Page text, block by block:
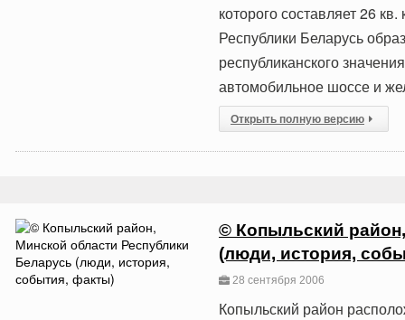
которого составляет 26
Республики Беларусь
республиканского
автомобильное шоссе и
Открыть полную версию
© Копыльский
(люди, история,
28 сентября 2006
Копыльский район